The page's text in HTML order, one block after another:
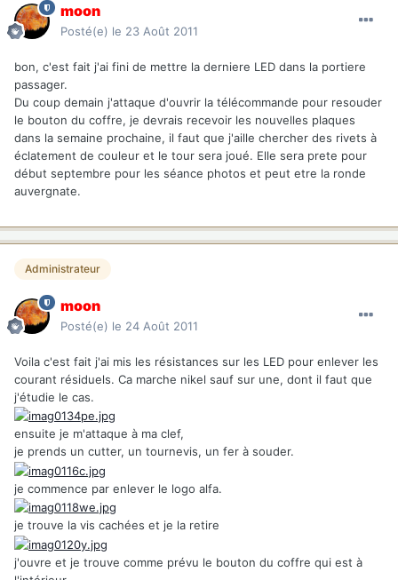
moon
Posté(e) le 23 Août 2011
bon, c'est fait j'ai fini de mettre la derniere LED dans la portiere
passager.
Du coup demain j'attaque d'ouvrir la télécommande pour resouder
le bouton du coffre, je devrais recevoir les nouvelles plaques
dans la semaine prochaine, il faut que j'aille chercher des rivets à
éclatement de couleur et le tour sera joué. Elle sera prete pour
début septembre pour les séance photos et peut etre la ronde
auvergnate.
Administrateur
moon
Posté(e) le 24 Août 2011
Voila c'est fait j'ai mis les résistances sur les LED pour enlever les
courant résiduels. Ca marche nikel sauf sur une, dont il faut que
j'étudie le cas.
ensuite je m'attaque à ma clef,
je prends un cutter, un tournevis, un fer à souder.
je commence par enlever le logo alfa.
je trouve la vis cachées et je la retire
j'ouvre et je trouve comme prévu le bouton du coffre qui est à